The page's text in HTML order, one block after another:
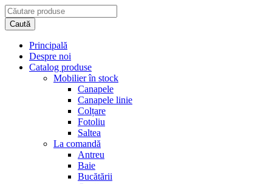
Principală
Despre noi
Catalog produse
Mobilier în stock
Canapele
Canapele linie
Colțare
Fotoliu
Saltea
La comandă
Antreu
Baie
Bucătării